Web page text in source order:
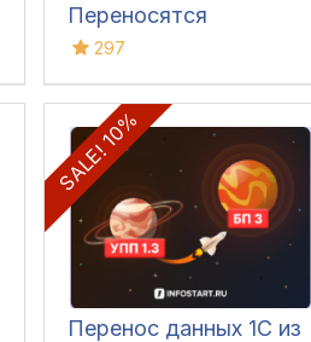
Переносятся
документы,
297
SALE! 10%
Перенос данных 1С из